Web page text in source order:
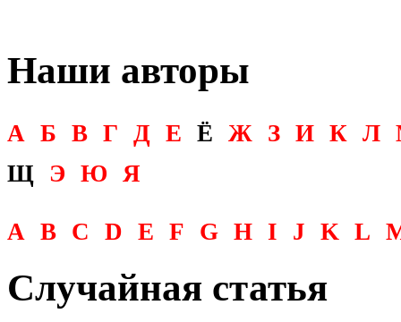
Наши авторы
А Б В Г Д Е Ё Ж З И К Л
Щ Э Ю Я
A B C D E F G H I J K L
Случайная статья